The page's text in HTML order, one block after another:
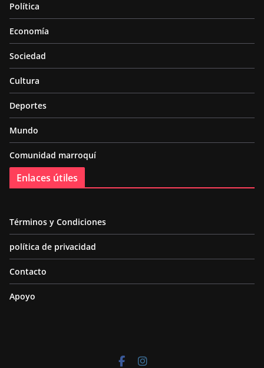
Política
Economía
Sociedad
Cultura
Deportes
Mundo
Comunidad marroquí
Enlaces útiles
Términos y Condiciones
política de privacidad
Contacto
Apoyo